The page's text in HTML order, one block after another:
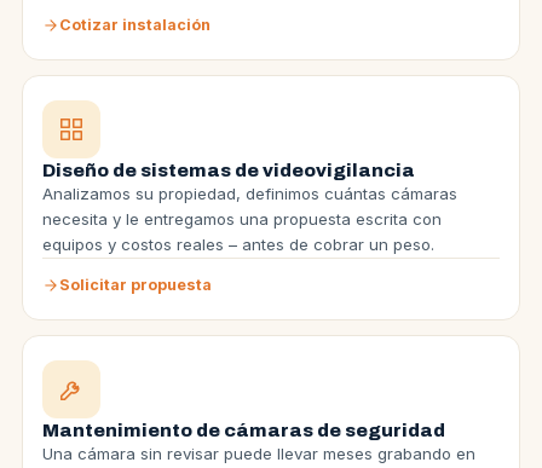
Cotizar instalación
Diseño de sistemas de videovigilancia
Analizamos su propiedad, definimos cuántas cámaras
necesita y le entregamos una propuesta escrita con
equipos y costos reales – antes de cobrar un peso.
Solicitar propuesta
Mantenimiento de cámaras de seguridad
Una cámara sin revisar puede llevar meses grabando en